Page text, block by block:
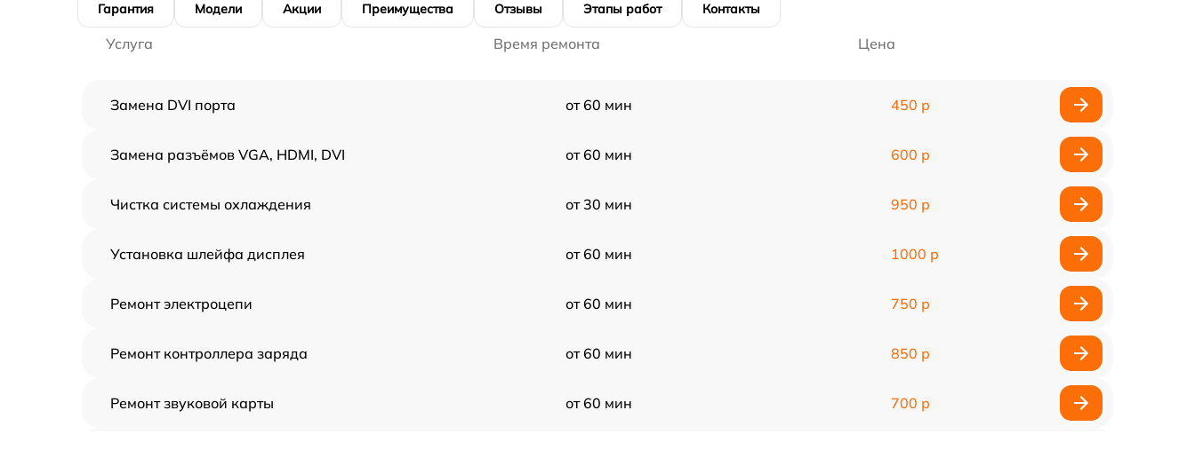
Гарантия Модели Акции Преимущества Отзывы Этапы работ Контакты
Услуга Время ремонта Цена
Замена DVI порта от 60 мин 450 р
Замена разъёмов VGA, HDMI, DVI от 60 мин 600 р
Чистка системы охлаждения от 30 мин 950 р
Установка шлейфа дисплея от 60 мин 1000 р
Ремонт электроцепи от 60 мин 750 р
Ремонт контроллера заряда от 60 мин 850 р
Ремонт звуковой карты от 60 мин 700 р